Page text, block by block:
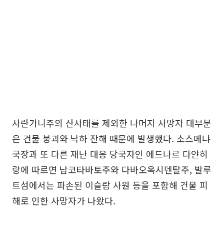
사란가니주의 산사태를 제외한 나머지 사망자 대부분
은 건물 붕괴와 낙하 잔해 때문에 발생했다. 소스메냐
국장과 또 다른 재난 대응 당국자인 에드나르 다얀히
랑에 따르면 남코타바토주와 다바오옥시덴탈주, 발루
트섬에서는 파손된 이슬람 사원 등을 포함해 건물 피
해로 인한 사망자가 나왔다.